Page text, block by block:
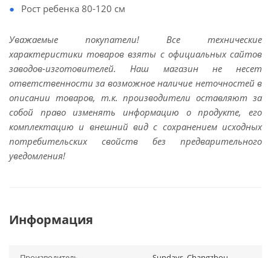
Рост ребенка 80-120 см
Уважаемые покупатели! Все технические
характеристики товаров взяты с официальных сайтов
заводов-изготовителей. Наш магазин не несет
ответственности за возможное наличие неточностей в
описании товаров, т.к. производители оставляют за
собой право изменять информацию о продукте, его
комплектацию и внешний вид с сохранением исходных
потребительских свойств без предварительного
уведомления!
Информация